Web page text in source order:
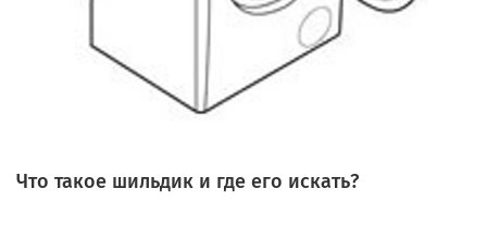
КАЧЕСТВА, НЕ ПОДЛЕЖАЩИХ ВОЗВРАТУ ИЛИ ОБМЕНУ НА
АНАЛОГИЧНЫЙ ТОВАР ДРУГИХ РАЗМЕРА, ФОРМЫ, ГАБАРИТА, ФАСОНА,
РАСЦВЕТКИ ИЛИ КОМПЛЕКТАЦИИ (в ред. Постановлений
Правительства РФ от 20.10.1998 N 1222, от 06.02.2002 N 81)
Что такое шильдик и где его искать?